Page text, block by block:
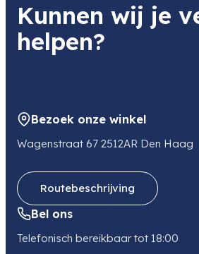
Kunnen wij je
helpen?
Bezoek onze winkel
Wagenstraat 67 2512AR Den Haag
Routebeschrijving
Bel ons
Telefonisch bereikbaar tot 18:00